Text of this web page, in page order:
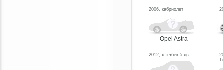
2006, кабриолет
Opel Astra
2012, хэтчбек 5 дв.